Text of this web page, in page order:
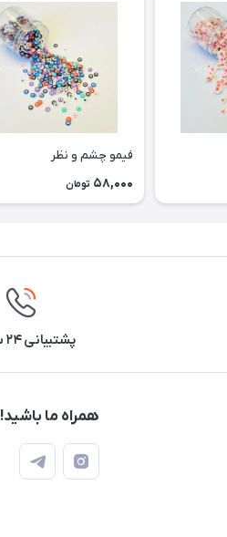
فیمو چشم و نظر
58,000 تومان
پشتیبانی ۲۴ ساعته
همراه ما باشید!